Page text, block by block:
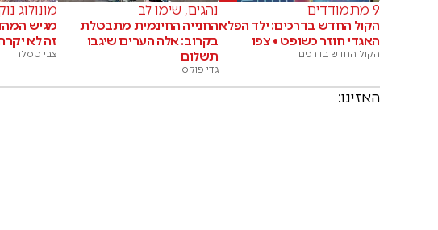
9 מתמודדים
הקול החדש בדרכים: ילד הפלא
האגדי חוזר כשופט • צפו
הקול החדש בדרכים
נהגים, שימו לב
החנייה החינמית מתבטלת
בקרוב: אלה הערים שיגבו
תשלום
גדי פוקס
מונולוג
מגיש
זה לא
צבי טסלר
האזינו: